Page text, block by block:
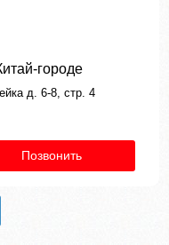
городе
д. 6-8, стр. 4
Позвонить